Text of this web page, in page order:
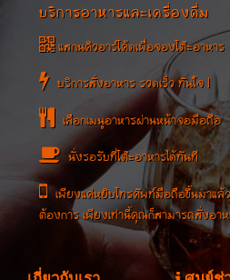
บริการอาหารและเครื่องดื่ม
แสกนคิวอาร์โค้ดเพื่อจองโต๊ะอาหาร
บริการสั่งอาหาร รวดเร็ว ทันใจ !
เลือกเมนูอาหารผ่านหน้าจอมือถือ
นั่งรอรับที่โต๊ะอาหารได้ทันที
เพียงแค่หยิบโทรศัพท์มือถือขึ้นมาแล้
ต้องการ เพียงเท่านี้คุณก็สามารถสั่งอา